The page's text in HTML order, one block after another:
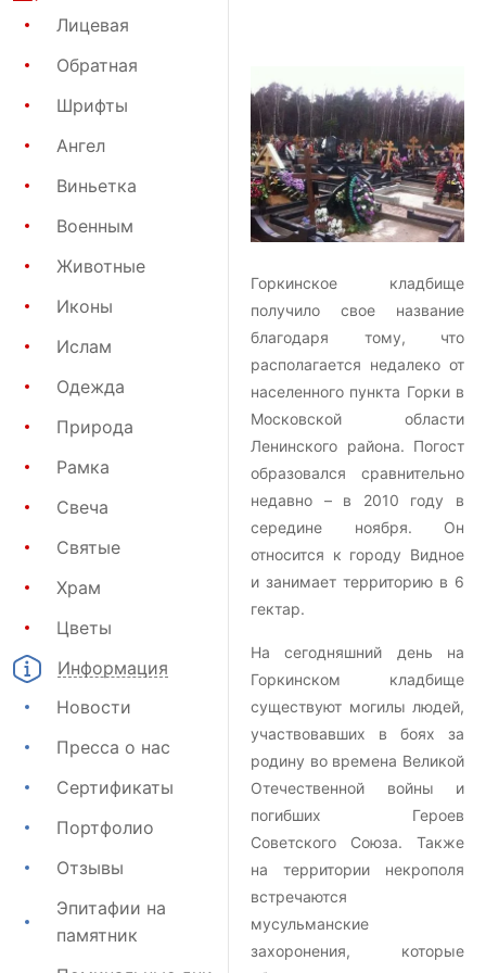
Лицевая
Обратная
Шрифты
Ангел
Виньетка
Военным
Животные
Иконы
Ислам
Одежда
Природа
Рамка
Свеча
Святые
Храм
Цветы
Информация
Новости
Пресса о нас
Сертификаты
Портфолио
Отзывы
Эпитафии на
памятник
Горкинское кладбище
получило свое название
благодаря тому, что
располагается недалеко от
населенного пункта Горки в
Московской области
Ленинского района. Погост
образовался сравнительно
недавно – в 2010 году в
середине ноября. Он
относится к городу Видное
и занимает территорию в 6
гектар.
На сегодняшний день на
Горкинском кладбище
существуют могилы людей,
участвовавших в боях за
родину во времена Великой
Отечественной войны и
погибших Героев
Советского Союза. Также
на территории некрополя
встречаются
мусульманские
захоронения, которые